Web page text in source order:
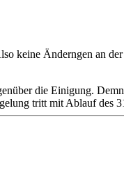
keine Änderngen an
die Einigung.
tritt mit Ablauf des